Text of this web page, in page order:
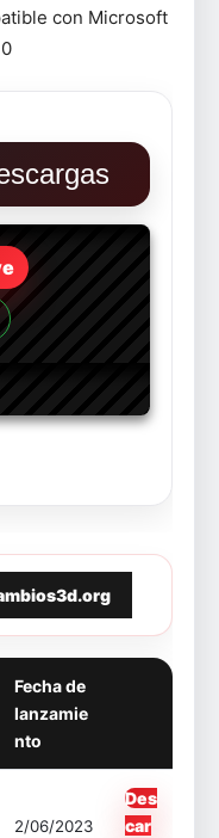
con Microsoft
Fecha de
lanzamie
nto
2/06/2023
Des
car